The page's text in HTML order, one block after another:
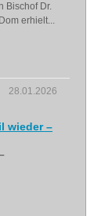
Bischof Dr.
erhielt...
28.01.2026
wieder –